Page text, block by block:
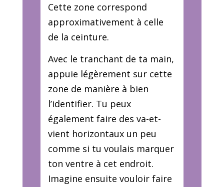
Cette zone correspond
approximativement à celle
de la ceinture.
Avec le tranchant de ta main,
appuie légèrement sur cette
zone de manière à bien
l’identifier. Tu peux
également faire des va-et-
vient horizontaux un peu
comme si tu voulais marquer
ton ventre à cet endroit.
Imagine ensuite vouloir faire